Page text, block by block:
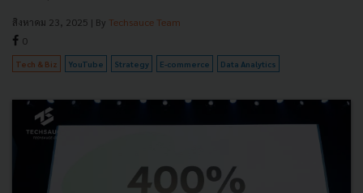
สิงหาคม 23, 2025 | By Techsauce Team
0
Tech & Biz YouTube Strategy E-commerce Data Analytics